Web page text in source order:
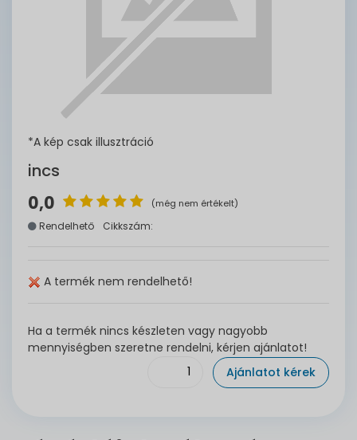
*A kép csak illusztráció
incs
0,0 (még nem értékelt)
Rendelhető Cikkszám:
A termék nem rendelhető!
Ha a termék nincs készleten vagy nagyobb
mennyiségben szeretne rendelni, kérjen ajánlatot!
Ajánlatot kérek